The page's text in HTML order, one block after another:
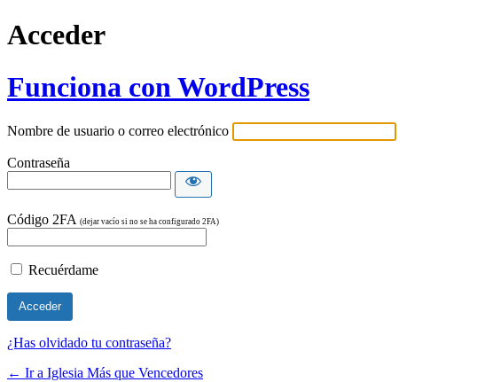
Acceder
Funciona con WordPress
Nombre de usuario o correo electrónico
Contraseña
Código 2FA (dejar vacío si no se ha configurado 2FA)
Recuérdame
¿Has olvidado tu contraseña?
← Ir a Iglesia Más que Vencedores